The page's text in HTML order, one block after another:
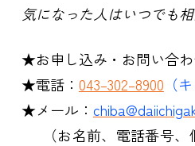
気になった人はいつでも
★お申し込み・お問い合
★電話： 043–302–8900 （
★メール：
（お名前、電話番号、